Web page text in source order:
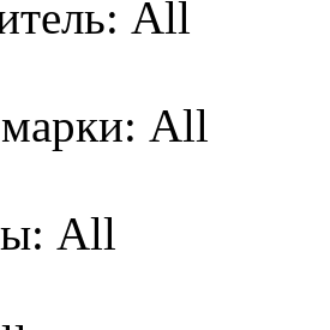
All
All
All